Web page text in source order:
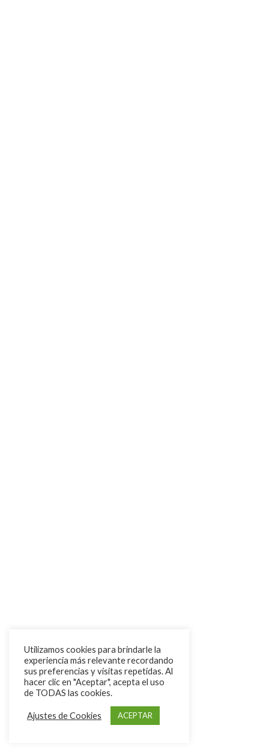
Utilizamos cookies para brindarle la
experiencia más relevante recordando
sus preferencias y visitas repetidas. Al
hacer clic en "Aceptar", acepta el uso
de TODAS las cookies.
Ajustes de Cookies ACEPTAR